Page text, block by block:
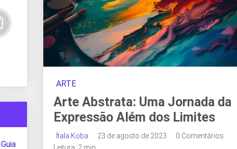
ARTE
Arte Abstrata: Uma Jornada da
Expressão Além dos Limites
Ítala Koba 23 de agosto de 2023
0 Comentários